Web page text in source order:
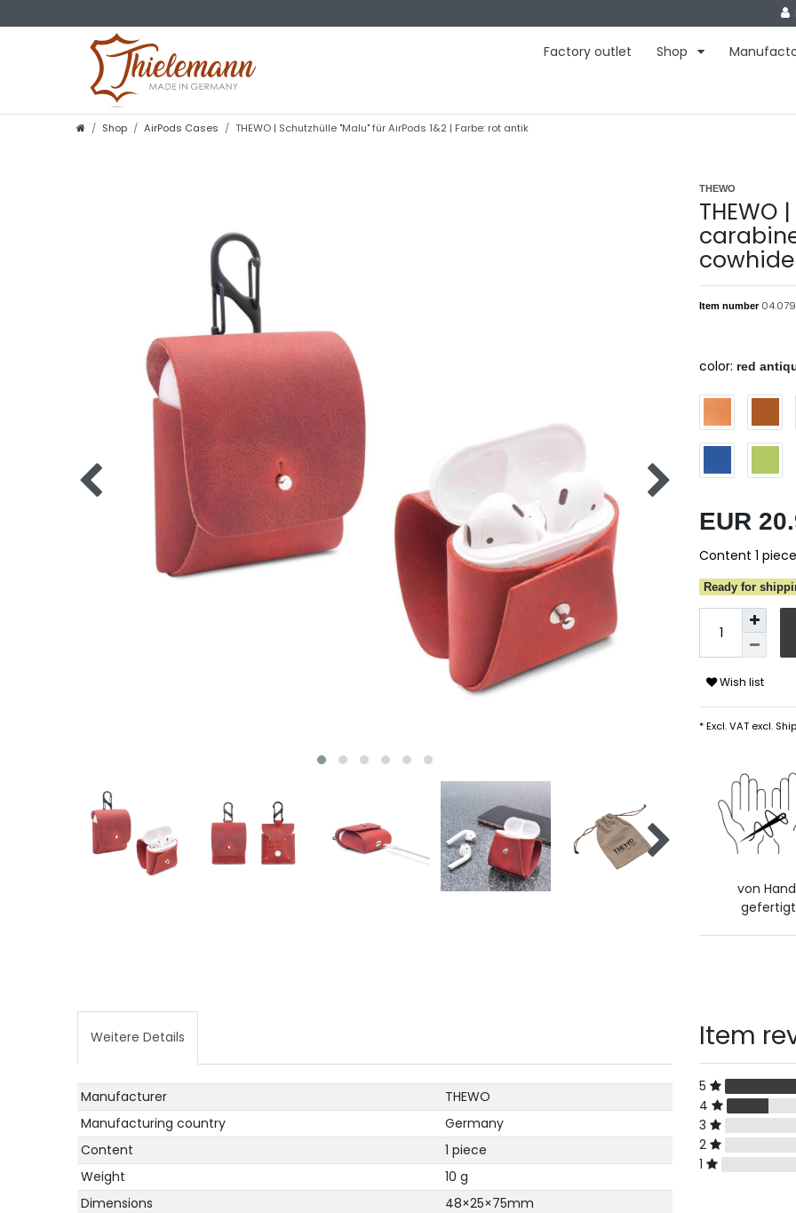
Factory outlet Shop
Shop AirPods Cases THEWO | Schutzhülle "Malu" für AirPods 1&2 | Farbe: rot antik
THEWO
THEWO
Item number
color: red
EUR
Content 1 piece
Ready for
Wish list
* Excl. VAT excl.
von Hand
gefertigt
Weitere Details
Technical
characteristic
Value
Manufacturer
THEWO
Manufacturing country
Germany
Content
1 piece
Weight
10 g
Dimensions
48×25×75mm
Item
5
4
3
2
1